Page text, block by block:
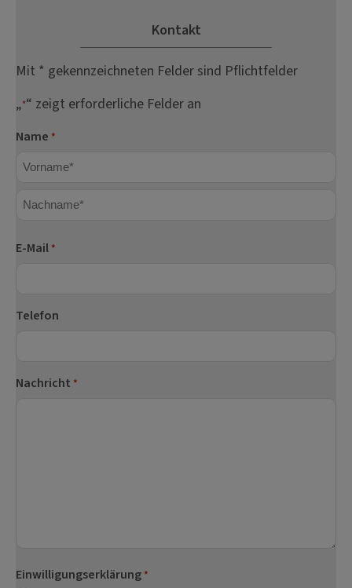
Kontakt
Mit * gekennzeichneten Felder sind Pflichtfelder
„*“ zeigt erforderliche Felder an
Name *
E-Mail *
Telefon
Nachricht *
Einwilligungserklärung *